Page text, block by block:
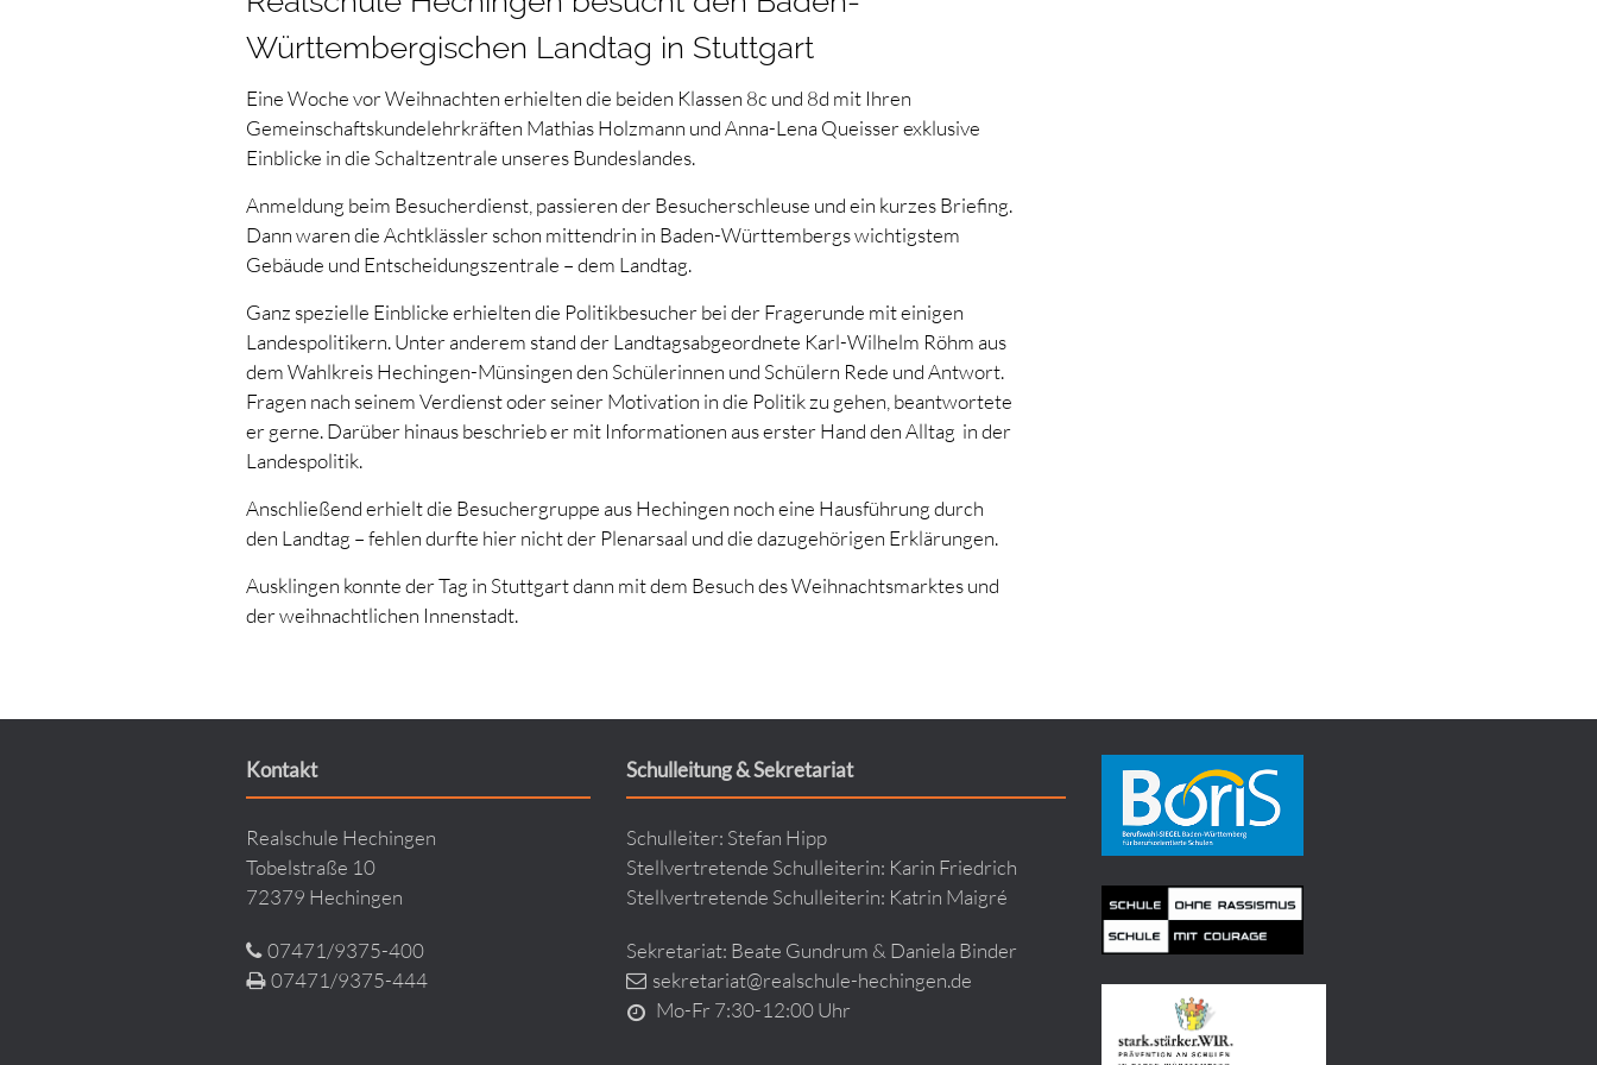
Württembergischen Landtag in Stuttgart
Eine Woche vor Weihnachten erhielten die beiden Klassen 8c und 8d mit Ihren
Gemeinschaftskundelehrkräften Mathias Holzmann und Anna-Lena Queisser exklusive
Einblicke in die Schaltzentrale unseres Bundeslandes.
Anmeldung beim Besucherdienst, passieren der Besucherschleuse und ein kurzes Briefing.
Dann waren die Achtklässler schon mittendrin in Baden-Württembergs wichtigstem
Gebäude und Entscheidungszentrale – dem Landtag.
Ganz spezielle Einblicke erhielten die Politikbesucher bei der Fragerunde mit einigen
Landespolitikern. Unter anderem stand der Landtagsabgeordnete Karl-Wilhelm Röhm aus
dem Wahlkreis Hechingen-Münsingen den Schülerinnen und Schülern Rede und Antwort.
Fragen nach seinem Verdienst oder seiner Motivation in die Politik zu gehen, beantwortete
er gerne. Darüber hinaus beschrieb er mit Informationen aus erster Hand den Alltag in der
Landespolitik.
Anschließend erhielt die Besuchergruppe aus Hechingen noch eine Hausführung durch
den Landtag – fehlen durfte hier nicht der Plenarsaal und die dazugehörigen Erklärungen.
Ausklingen konnte der Tag in Stuttgart dann mit dem Besuch des Weihnachtsmarktes und
der weihnachtlichen Innenstadt.
Kontakt
Realschule Hechingen
Tobelstraße 10
72379 Hechingen
07471/9375-400
07471/9375-444
Schulleitung & Sekretariat
Schulleiter: Stefan Hipp
Stellvertretende Schulleiterin: Karin Friedrich
Stellvertretende Schulleiterin: Katrin Maigré
Sekretariat: Beate Gundrum & Daniela Binder
sekretariat@realschule-hechingen.de
Mo-Fr 7:30-12:00 Uhr